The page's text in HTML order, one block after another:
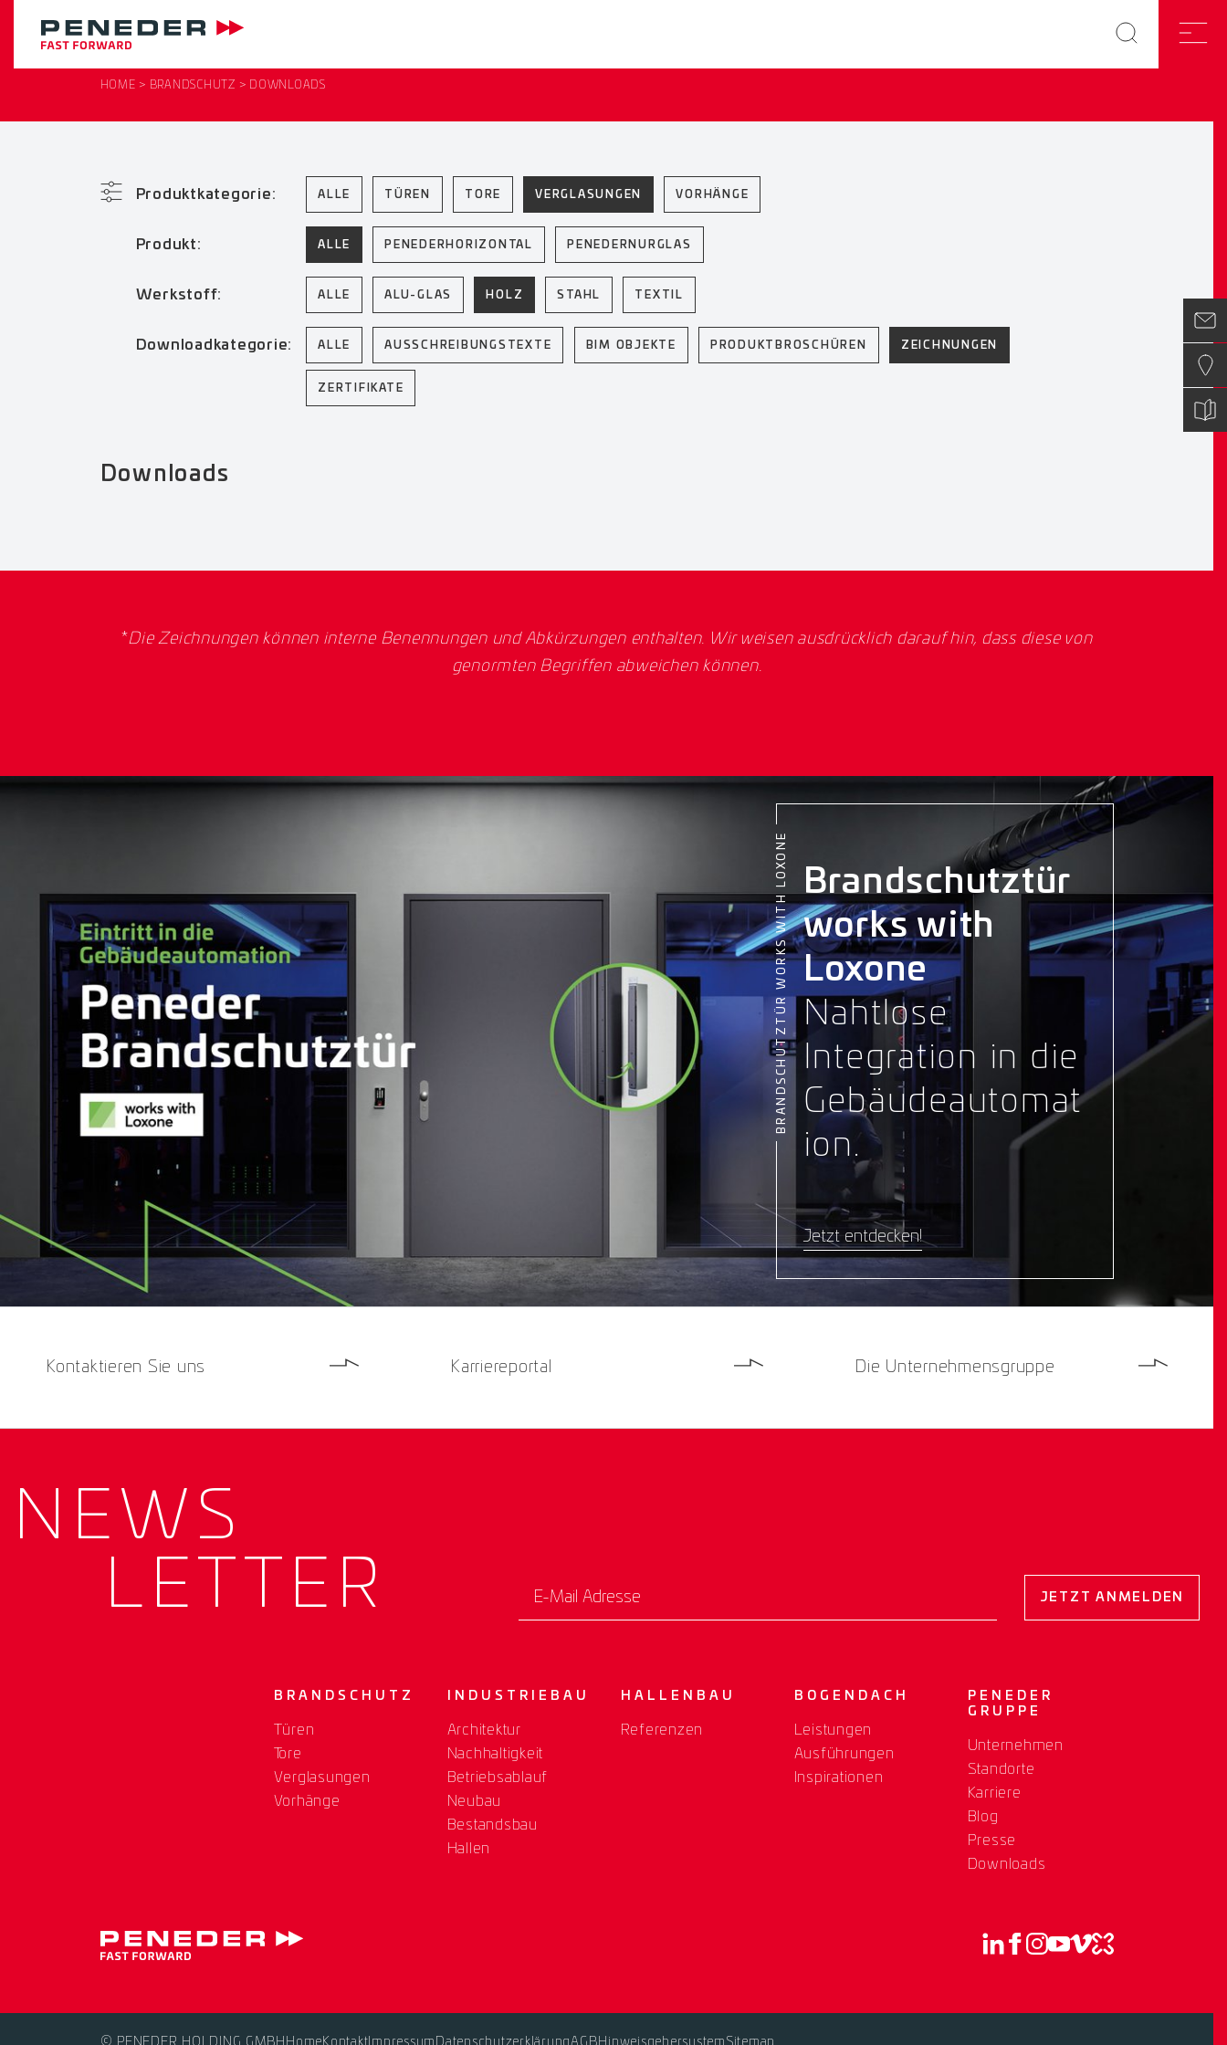
HOME BRANDSCHUTZ DOWNLOADS
Produktkategorie: ALLE TÜREN TORE VERGLASUNGEN VORHÄNGE
Produkt: ALLE PENEDERHORIZONTAL PENEDERNURGLAS
Werkstoff: ALLE ALU-GLAS HOLZ STAHL TEXTIL
Downloadkategorie: ALLE AUSSCHREIBUNGSTEXTE BIM OBJEKTE PRODUKTBROSCHÜREN ZEICHNUNGEN
ZERTIFIKATE
Downloads
*Die Zeichnungen können interne Benennungen und Abkürzungen enthalten. Wir weisen ausdrücklich darauf hin, dass diese von
genormten Begriffen abweichen können.
BRANDSCHUTZTÜR WORKS WITH LOXONE Brandschutztür
works with
Loxone
Nahtlose
Integration in die
Gebäudeautomat
ion.
Jetzt entdecken!
Kontaktieren Sie uns Karriereportal Die Unternehmensgruppe
NEWS­
LETTER
E-Mail Adresse
JETZT ANMELDEN
BRANDSCHUTZ
Türen
Tore
Verglasungen
Vorhänge
INDUSTRIEBAU
Architektur
Nachhaltigkeit
Betriebsablauf
Neubau
Bestandsbau
Hallen
HALLENBAU
Referenzen
BOGENDACH
Leistungen
Ausführungen
Inspirationen
PENEDER
GRUPPE
Unternehmen
Standorte
Karriere
Blog
Presse
Downloads